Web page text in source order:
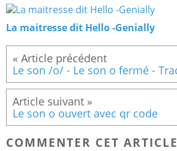
La maitresse dit Hello -Genially
Le son o ouvert avec qr code
COMMENTER CET ARTICLE